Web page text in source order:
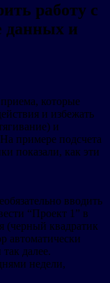
работу с
данных и
которые
и избежать
и
примере подсчета
показали, как эти
вводить
“Проект 1” в
(черный квадратик
автоматически
далее.
недели,